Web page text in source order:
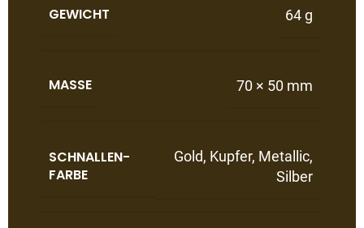
GEWICHT 64 g
MASSE 70 × 50 mm
SCHNALLEN-
FARBE
Gold, Kupfer, Metallic,
Silber